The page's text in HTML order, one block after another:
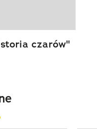
czarów"